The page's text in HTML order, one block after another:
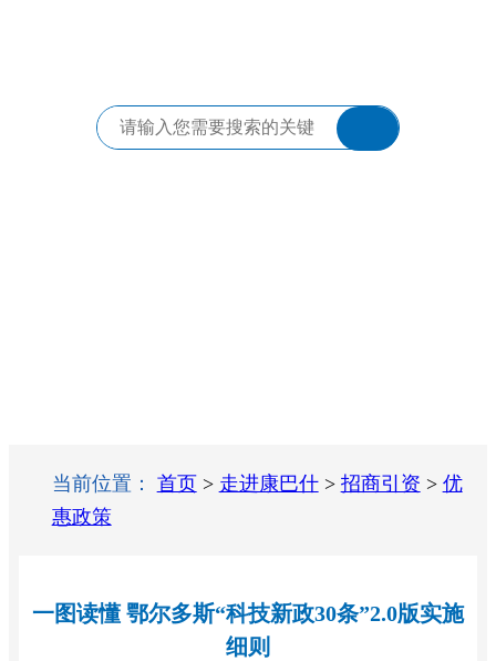
当前位置： 首页 > 走进康巴什> 招商引资 > 优
惠政策
一图读懂 鄂尔多斯“科技新政30条”2.0版实施
细则